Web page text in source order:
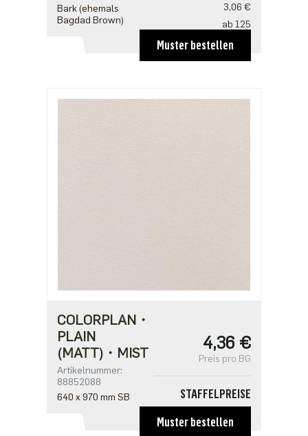
Bark (ehemals
Bagdad Brown)
3,06 €
ab 125
2,04 €
ab 250
Muster bestellen
COLORPLAN・
PLAIN
(MATT)・MIST
Artikelnummer:
88852088
640 x 970 mm SB
4,36 €
Preis pro BG
STAFFELPREISE
4,36 €
Muster bestellen